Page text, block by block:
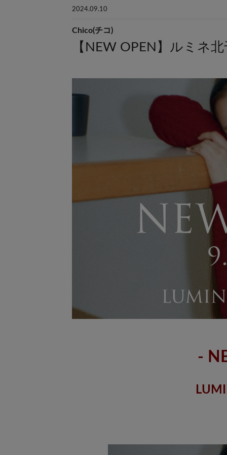
2024.09.10
Chico(チコ)
【NEW OPEN】ルミネ
-